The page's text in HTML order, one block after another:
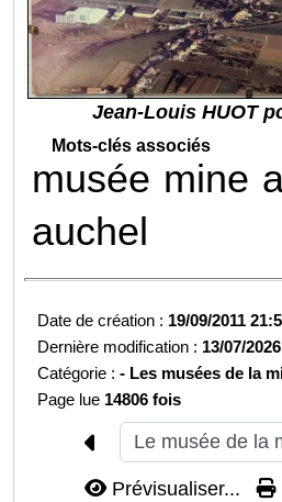
Jean-Louis HUOT
Mots-clés associés
musée mine
auchel
Date de création : 19/09/2011
Dernière modification : 13/07/
Catégorie :- Les musées de la
Page lue 14806 fois
Prévisualiser...